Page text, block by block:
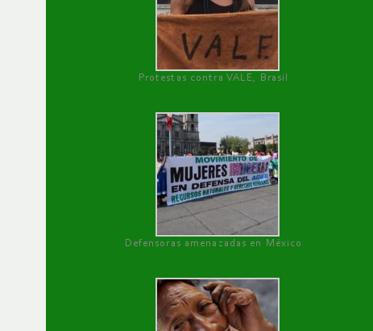
Protestas contra VALE, Brasil
Defensoras amenazadas en México